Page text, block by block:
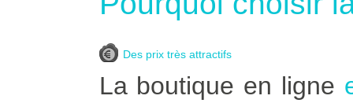
Des prix très attractifs
La boutique en ligne